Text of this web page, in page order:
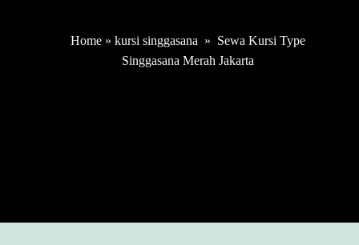
Home» kursi singgasana » Sewa Kursi Type
Singgasana Merah Jakarta